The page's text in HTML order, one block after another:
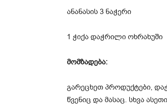
ანანასის 3 ნაჭერი
1 ჭიქა დაჭრილი ოხრახუში
მომზადება:
გარეცხეთ პროდუქტები,
წვენიც და მასაც. სხვა